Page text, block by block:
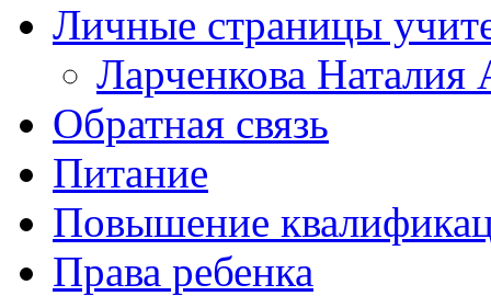
Личные страницы
Ларченкова Наталия
Обратная связь
Питание
Повышение
Права ребенка